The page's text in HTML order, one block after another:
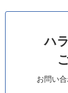
ハ
お問い